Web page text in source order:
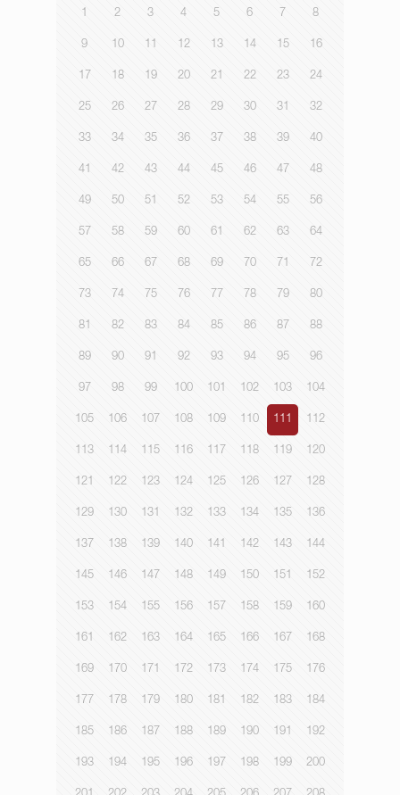
1 2 3 4 5 6 7 8
9 10 11 12 13 14 15 16
17 18 19 20 21 22 23 24
25 26 27 28 29 30 31 32
33 34 35 36 37 38 39 40
41 42 43 44 45 46 47 48
49 50 51 52 53 54 55 56
57 58 59 60 61 62 63 64
65 66 67 68 69 70 71 72
73 74 75 76 77 78 79 80
81 82 83 84 85 86 87 88
89 90 91 92 93 94 95 96
97 98 99 100 101 102 103 104
105 106 107 108 109 110 111 112
113 114 115 116 117 118 119 120
121 122 123 124 125 126 127 128
129 130 131 132 133 134 135 136
137 138 139 140 141 142 143 144
145 146 147 148 149 150 151 152
153 154 155 156 157 158 159 160
161 162 163 164 165 166 167 168
169 170 171 172 173 174 175 176
177 178 179 180 181 182 183 184
185 186 187 188 189 190 191 192
193 194 195 196 197 198 199 200